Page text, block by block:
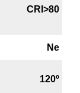
CRI>80
Ne
120º